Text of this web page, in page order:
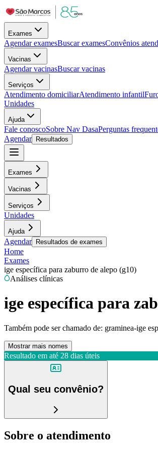
Exames
Agendar examesBuscar examesConvênios
Vacinas
Agendar vacinasBuscar vacinas
Serviços
Atendimento domiciliarAtendimento infantil
Unidades
Ajuda
Fale conoscoSobre Nav DasaPerguntas
Agendar
Resultados
Exames
Vacinas
Serviços
Unidades
Ajuda
Agendar Resultados de exames
Home
Exames
ige específica para zaburro de alepo (g10)
Análises clínicas
ige específica para
Também pode ser chamado de: graminea-ige
Mostrar mais nomes
Resultado em até 28 dias úteis
Qual seu convênio?
Sobre o atendimento